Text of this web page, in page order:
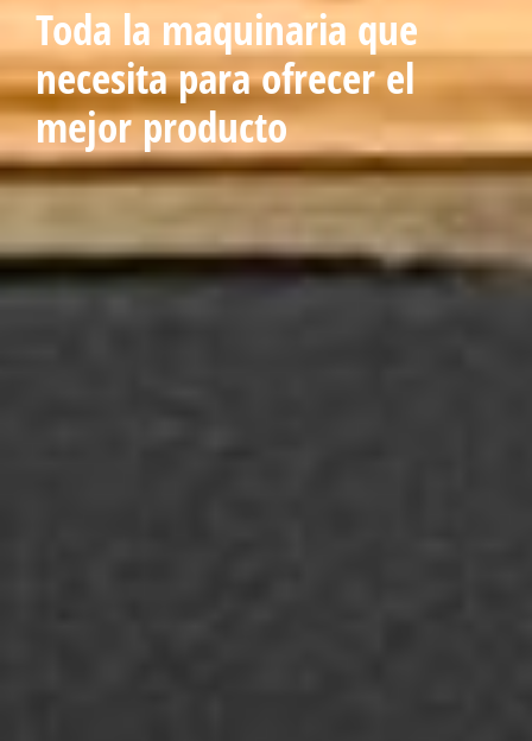
Toda la maquinaria que
necesita para ofrecer el
mejor producto